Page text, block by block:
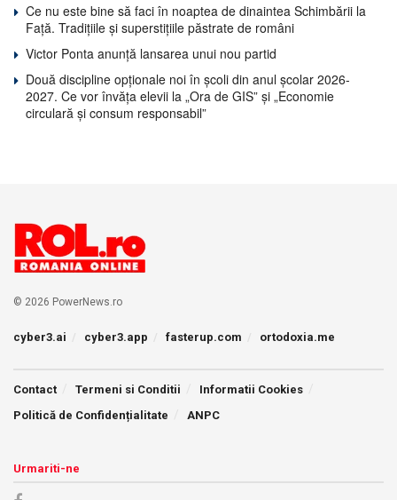
Ce nu este bine să faci în noaptea de dinaintea Schimbării la
Față. Tradițiile și superstițiile păstrate de români
Victor Ponta anunță lansarea unui nou partid
Două discipline opționale noi în școli din anul școlar 2026-
2027. Ce vor învăța elevii la „Ora de GIS” și „Economie
circulară și consum responsabil”
© 2026 PowerNews.ro
cyber3.ai cyber3.app fasterup.com ortodoxia.me
Contact Termeni si Conditii
Informatii Cookies
Politică de Confidențialitate
ANPC
Urmariti-ne